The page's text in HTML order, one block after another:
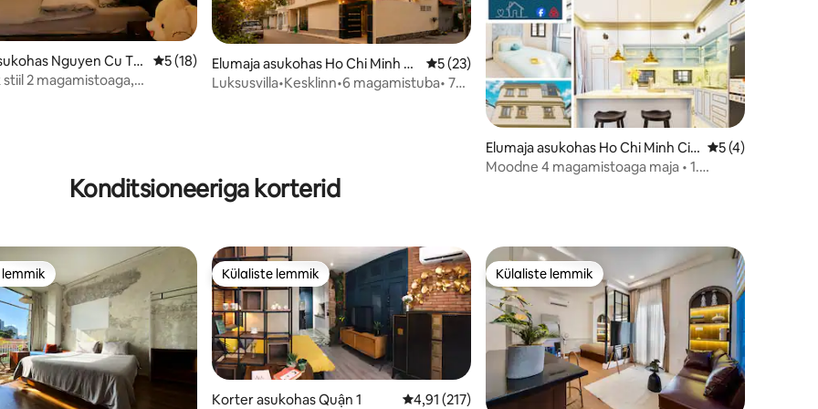
5/5, 4 hinnangut
Nguyen Cu Tri
Keskmine hinnang 5/5, 18 hinnangut
5 (18)
2 magamistoaga,
Elumaja asukohas Ho Chi Minh Ci
ty
Keskmine hinnang 5/5, 23 hinnangut
5 (23)
Luksusvilla•Kesklinn•6 magamistuba• 7
Elumaja asukohas Ho Chi Minh Cit
y
Keskmine
5 (4)
Moodne 4 magamistoaga maja • 1.
Konditsioneeriga korterid
Külaliste lemmik
Külaliste lemmik
Korter asukohas Quận 1 Keskmine hinnang 4,91/5, 217 hinnangut
4,91 (217)
Külaliste lemmik
Külaliste lemmik